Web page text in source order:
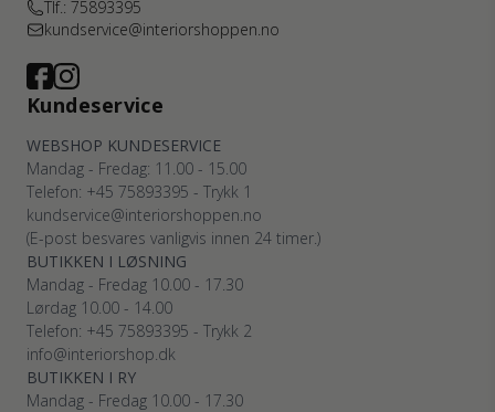
Tlf.: 75893395
kundservice@interiorshoppen.no
Kundeservice
WEBSHOP KUNDESERVICE
Mandag - Fredag: 11.00 - 15.00
Telefon: +45 75893395 - Trykk 1
kundservice@interiorshoppen.no
(E-post besvares vanligvis innen 24 timer.)
BUTIKKEN I LØSNING
Mandag - Fredag 10.00 - 17.30
Lørdag 10.00 - 14.00
Telefon: +45 75893395 - Trykk 2
info@interiorshop.dk
BUTIKKEN I RY
Mandag - Fredag 10.00 - 17.30